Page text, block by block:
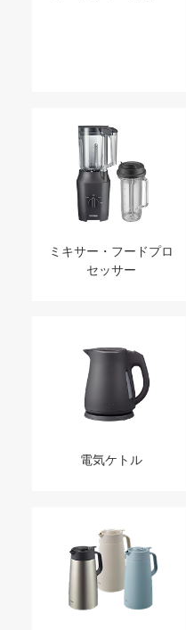
ミキサー・フードプロ
セッサー
電気ケトル